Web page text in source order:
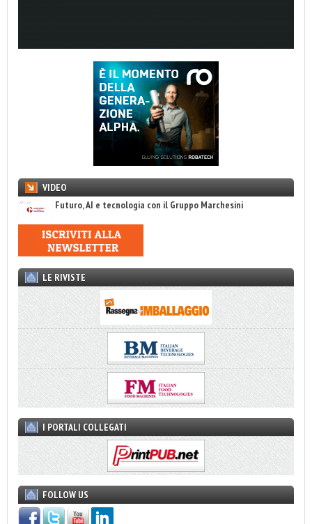
VIDEO
Futuro, AI e tecnologia con il Gruppo Marchesini
LE RIVISTE
I PORTALI COLLEGATI
FOLLOW US